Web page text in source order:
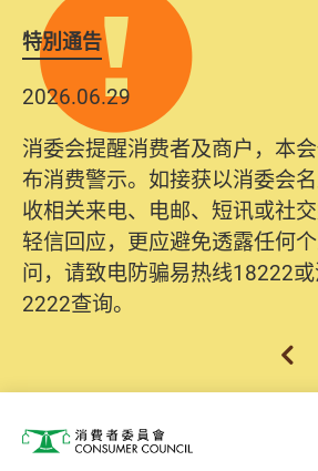
特別通告
2026.06.29
消委会提醒消费者及商户，本
布消费警示。如接获以消委会
收相关来电、电邮、短讯或社
轻信回应，更应避免透露任何
问，请致电防骗易热线18222
2222查询。
消费者委员会